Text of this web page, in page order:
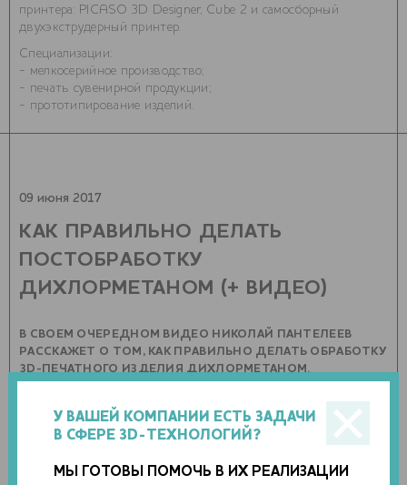
У ВАШЕЙ КОМПАНИИ ЕСТЬ ЗАДАЧИ
В СФЕРЕ 3D-ТЕХНОЛОГИЙ?
МЫ ГОТОВЫ ПОМОЧЬ В ИХ РЕАЛИЗАЦИИ
принтера: PICASO 3D Designer, Cube 2 и самосборный
двухэкструдерный принтер.
Специализации:
- мелкосерийное производство;
- печать сувенирной продукции;
- прототипирование изделий.
09 июня 2017
КАК ПРАВИЛЬНО ДЕЛАТЬ
ПОСТОБРАБОТКУ
ДИХЛОРМЕТАНОМ (+ ВИДЕО)
В СВОЕМ ОЧЕРЕДНОМ ВИДЕО НИКОЛАЙ ПАНТЕЛЕЕВ
РАССКАЖЕТ О ТОМ, КАК ПРАВИЛЬНО ДЕЛАТЬ ОБРАБОТКУ
3D-ПЕЧАТНОГО ИЗДЕЛИЯ ДИХЛОРМЕТАНОМ.
0 комментариев